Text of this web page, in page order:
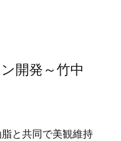
開発～竹中
と共同で美観維持